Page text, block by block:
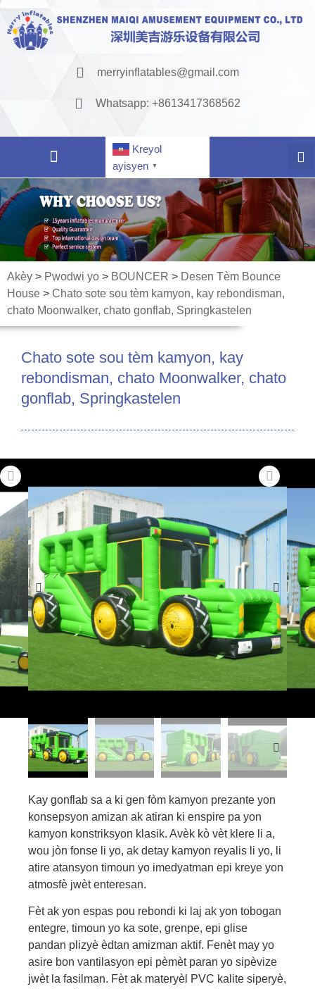
merryinflatables@gmail.com
Whatsapp: +8613417368562
Kreyol
ayisyen
▼
Akèy > Pwodwi yo > BOUNCER > Desen Tèm Bounce
House > Chato sote sou tèm kamyon, kay rebondisman,
chato Moonwalker, chato gonflab, Springkastelen
Chato sote sou tèm kamyon, kay
rebondisman, chato Moonwalker, chato
gonflab, Springkastelen
Kay gonflab sa a ki gen fòm kamyon prezante yon
konsepsyon amizan ak atiran ki enspire pa yon
kamyon konstriksyon klasik. Avèk kò vèt klere li a,
wou jòn fonse li yo, ak detay kamyon reyalis li yo, li
atire atansyon timoun yo imedyatman epi kreye yon
atmosfè jwèt enteresan.
Fèt ak yon espas pou rebondi ki laj ak yon tobogan
entegre, timoun yo ka sote, grenpe, epi glise
pandan plizyè èdtan amizman aktif. Fenèt may yo
asire bon vantilasyon epi pèmèt paran yo sipèvize
jwèt la fasilman. Fèt ak materyèl PVC kalite siperyè,